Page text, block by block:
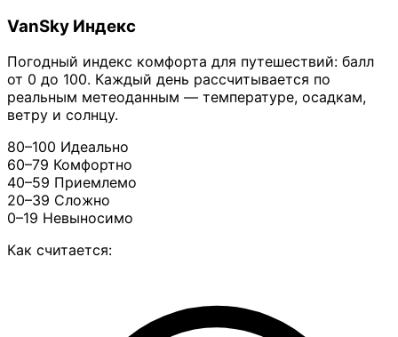
VanSky Индекс
Погодный индекс комфорта для путешествий: балл
от 0 до 100. Каждый день рассчитывается по
реальным метеоданным — температуре, осадкам,
ветру и солнцу.
80–100 Идеально
60–79 Комфортно
40–59 Приемлемо
20–39 Сложно
0–19 Невыносимо
Как считается: